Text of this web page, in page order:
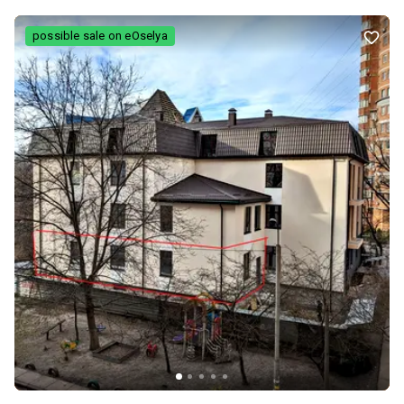
зону відпочинку або місце для зберігання. Оселя продається з
усіма меблями та побутовою технікою, що дозволяє новим
власникам одразу заселитися без додаткових вкладень.
Встановлено бойлер, підключено швидкісний інтернет,
централізоване опалення. Для економії та зручності
встановлені лічильники на газ, воду та електроенергію. Також
встановлено фільтр для очищення води. Будинок знаходиться у
тихому зеленому дворі, подалі від шуму магістралей. Район має
чудово розвинену інфраструктуру: поруч супермаркети,
магазини, школи, дитячі садки, парки, спортивні майданчики,
аптеки, банки та зупинки громадського транспорту. До станції
метро «Берестейська» — лише кілька хвилин, що забезпечує
швидке сполучення з будь-якою частиною міста. Документи
готові до угоди, квартира без обтяжень та юридичних нюансів.
Податки сплачує власник. Телефонуйте вже сьогодні, щоб
домовитися про перегляд. Це чудова можливість придбати
готову до проживання квартиру в одному з найзручніших
районів Києва.
possible sale on eOselya